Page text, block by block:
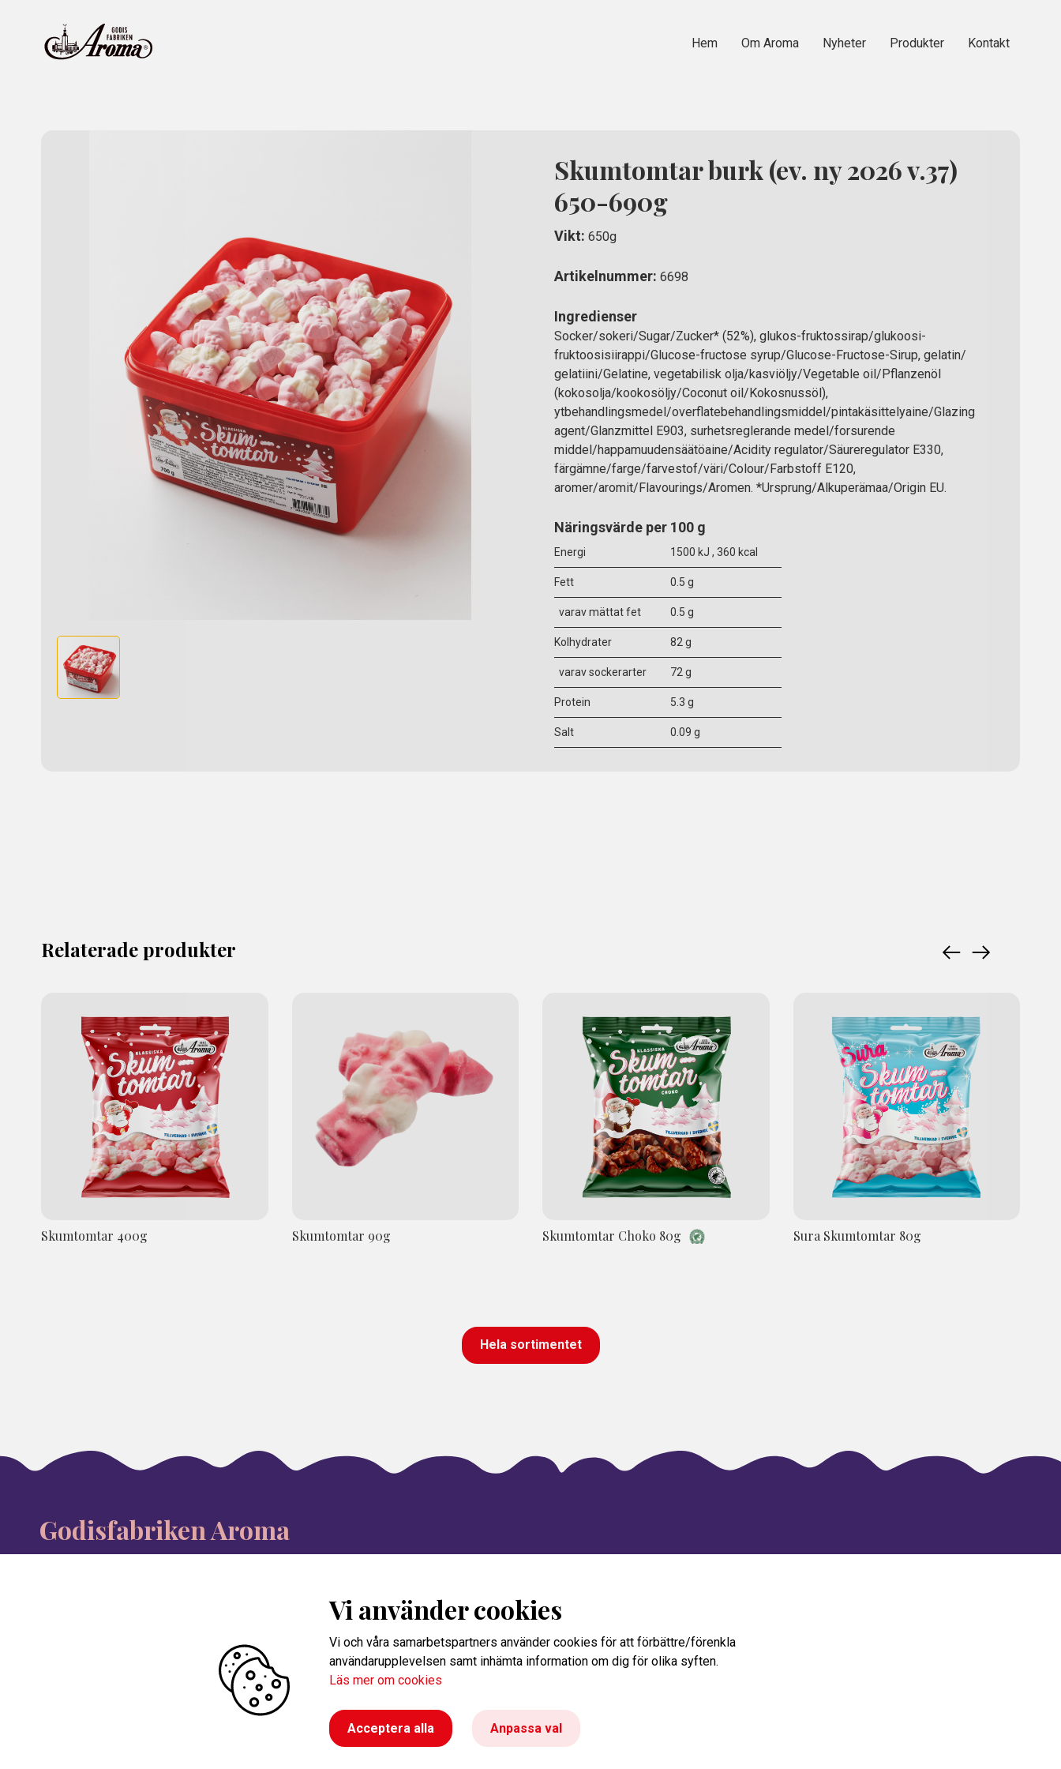
Hem Om Aroma Nyheter Produkter Kontakt
Skumtomtar burk (ev. ny 2026 v.37)
650-690g
Vikt: 650g
Artikelnummer: 6698
Ingredienser
Socker/sokeri/Sugar/Zucker* (52%), glukos-fruktossirap/glukoosi-
fruktoosisiirappi/Glucose-fructose syrup/Glucose-Fructose-Sirup, gelatin/
gelatiini/Gelatine, vegetabilisk olja/kasviöljy/Vegetable oil/Pflanzenöl
(kokosolja/kookosöljy/Coconut oil/Kokosnussöl),
ytbehandlingsmedel/overflatebehandlingsmiddel/pintakäsittelyaine/Glazing
agent/Glanzmittel E903, surhetsreglerande medel/forsurende
middel/happamuudensäätöaine/Acidity regulator/Säureregulator E330,
färgämne/farge/farvestof/väri/Colour/Farbstoff E120,
aromer/aromit/Flavourings/Aromen. *Ursprung/Alkuperämaa/Origin EU.
Näringsvärde per 100 g
Energi 1500 kJ , 360 kcal
Fett 0.5 g
varav mättat fet 0.5 g
Kolhydrater 82 g
varav sockerarter 72 g
Protein 5.3 g
Salt 0.09 g
Relaterade produkter
Skumtomtar 400g Skumtomtar 90g Skumtomtar Choko 80g Sura Skumtomtar 80g
Hela sortimentet
Godisfabriken Aroma
Vi använder cookies
Vi och våra samarbetspartners använder cookies för att förbättre/förenkla
användarupplevelsen samt inhämta information om dig för olika syften.
Läs mer om cookies
Acceptera alla Anpassa val